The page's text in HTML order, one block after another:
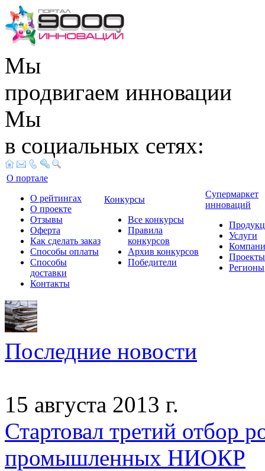
Мы
продвигаем инновации
Мы
в социальных сетях:
О портале
О рейтингах
О проекте
Отзывы
Оферта
Как сделать заказ
Способы оплаты
Способы
доставки
Контакты
Конкурсы
Все конкурсы
Правила
конкурсов
Архив конкурсов
Победители
Супермаркет
инноваций
Услуги
Проекты
Регионы
Последние новости
15 августа 2013 г.
Стартовал третий отбор
промышленных НИОКР